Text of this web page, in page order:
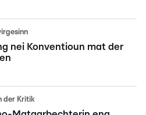
nei Konventioun mat der
der Kritik